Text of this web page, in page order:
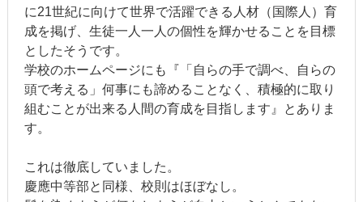
に21世紀に向けて世界で活躍できる人材（国際人）育
成を掲げ、生徒一人一人の個性を輝かせることを目標
としたそうです。
学校のホームページにも『「自らの手で調べ、自らの
頭で考える」何事にも諦めることなく、積極的に取り
組むことが出来る人間の育成を目指します』とありま
す。
これは徹底していました。
慶應中等部と同様、校則はほぼなし。